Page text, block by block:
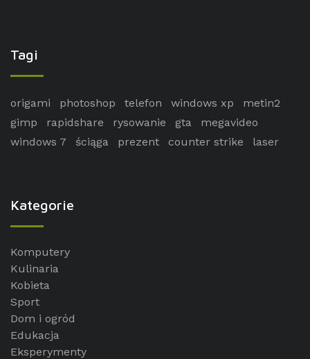
Tagi
origami photoshop telefon windows xp
metin2
gimp
rapidshare rysowanie gta
megavideo
windows 7
ściąga prezent counter strike laser
Kategorie
Komputery
Kulinaria
Kobieta
Sport
Dom i ogród
Edukacja
Eksperymenty